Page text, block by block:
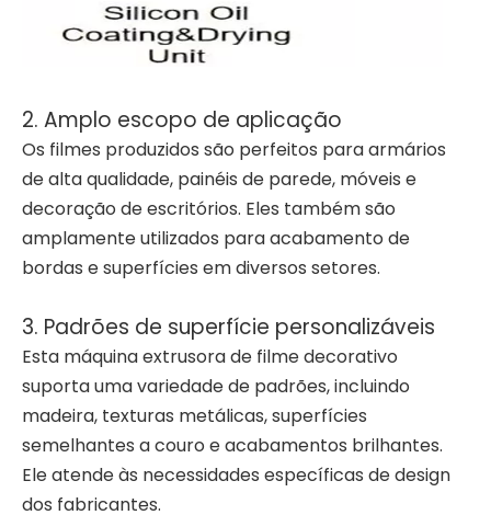
2. Amplo escopo de aplicação
Os filmes produzidos são perfeitos para armários
de alta qualidade, painéis de parede, móveis e
decoração de escritórios. Eles também são
amplamente utilizados para acabamento de
bordas e superfícies em diversos setores.
3. Padrões de superfície personalizáveis
Esta máquina extrusora de filme decorativo
suporta uma variedade de padrões, incluindo
madeira, texturas metálicas, superfícies
semelhantes a couro e acabamentos brilhantes.
Ele atende às necessidades específicas de design
dos fabricantes.